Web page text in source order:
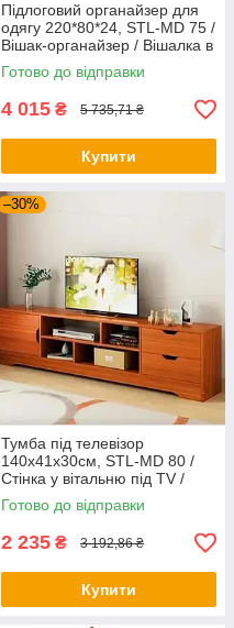
Підлоговий органайзер для
одягу 220*80*24, STL-MD 75 /
Вішак-органайзер / Вішалка в
передпокій
Готово до відправки
4 015 ₴ 5 735,71 ₴
Купити
–30%
Тумба під телевізор
140х41х30см, STL-MD 80 /
Стінка у вітальню під TV /
Тумба під ТВ / Стінка під ТВ
Готово до відправки
2 235 ₴ 3 192,86 ₴
Купити